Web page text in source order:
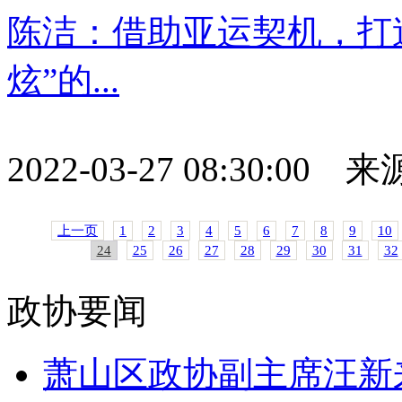
陈洁：借助亚运契机，
炫”的...
2022-03-27 08:30:00 来
上一页 1 2 3 4 5 6 7 8 9
10
24
25 26 27 28 29 30 31 32
政协要闻
萧山区政协副主席汪